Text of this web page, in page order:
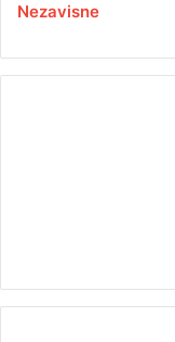
Nezavisne